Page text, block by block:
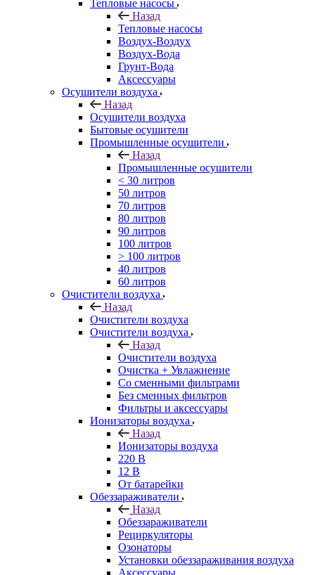
Тепловые насосы
Назад
Тепловые насосы
Воздух-Воздух
Воздух-Вода
Грунт-Вода
Аксессуары
Осушители воздуха
Назад
Осушители воздуха
Бытовые осушители
Промышленные осушители
Назад
Промышленные осушители
< 30 литров
50 литров
70 литров
80 литров
90 литров
100 литров
> 100 литров
40 литров
60 литров
Очистители воздуха
Назад
Очистители воздуха
Очистители воздуха
Назад
Очистители воздуха
Очистка + Увлажнение
Cо сменными фильтрами
Без сменных фильтров
Фильтры и аксессуары
Ионизаторы воздуха
Назад
Ионизаторы воздуха
220 В
12 В
От батарейки
Обеззараживатели
Назад
Обеззараживатели
Рециркуляторы
Озонаторы
Установки обеззараживания воздуха
Аксессуары